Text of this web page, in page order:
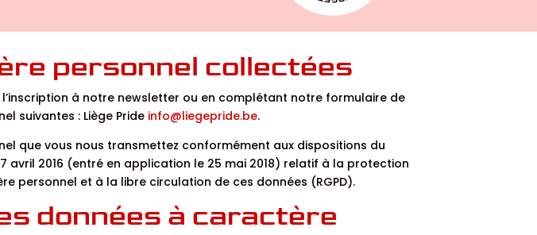
personnel collectées
à notre newsletter ou en complétant notre formulaire de
suivantes : Liège Pride info@liegepride.be.
que vous nous transmettez conformément aux dispositions du
avril 2016 (entré en application le 25 mai 2018) relatif à la protection
personnel et à la libre circulation de ces données (RGPD).
données à caractère